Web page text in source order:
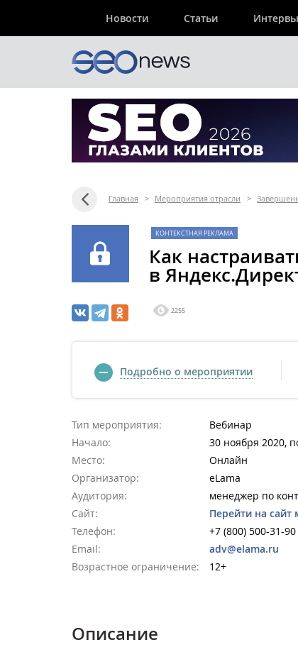
Новости Статьи
Главная > Мероприятия отрасли >
КОНТЕКСТНАЯ РЕКЛАМА
Как
в
2255
Подробно о мероприятии
Тип мероприятия:
Вебинар
Начало:
30 ноября 2020,
Место:
Онлайн
Организатор:
eLama
Аудитория:
менеджер по
Сайт:
Перейти на сайт
Телефон:
+7 (800) 500-31-90
Email:
adv@elama.ru
Возрастное ограничение:
12+
Описание